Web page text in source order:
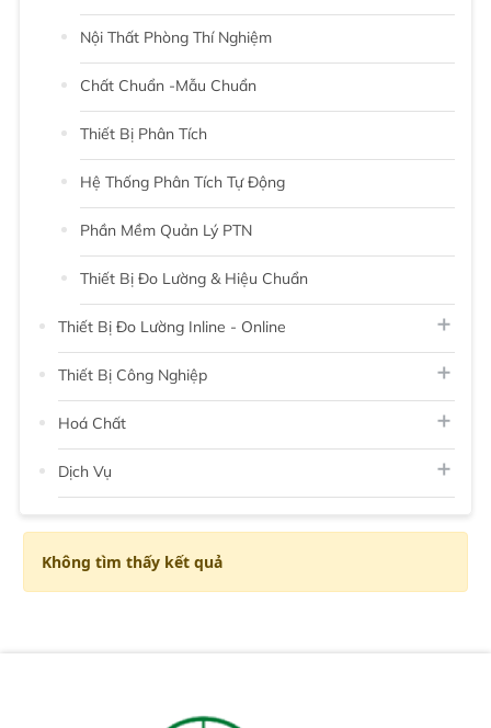
Nội Thất Phòng Thí Nghiệm
Chất Chuẩn -Mẫu Chuẩn
Thiết Bị Phân Tích
Hệ Thống Phân Tích Tự Động
Phần Mềm Quản Lý PTN
Thiết Bị Đo Lường & Hiệu Chuẩn
Thiết Bị Đo Lường Inline - Online
Thiết Bị Công Nghiệp
Hoá Chất
Dịch Vụ
Không tìm thấy kết quả